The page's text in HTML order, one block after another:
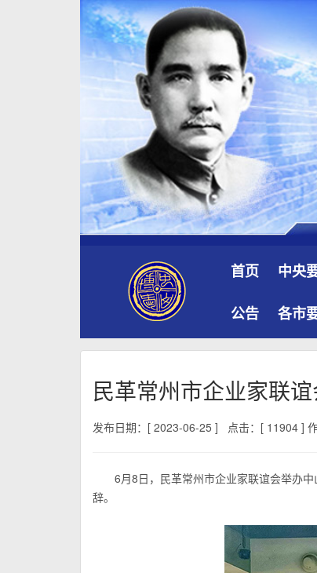
首页 中央
公告 各市
民革常州市企业家联
发布日期：[ 2023-06-25 ] 点击：[ 11904 ]
6月8日，民革常州市企业家联谊会举办
辞。